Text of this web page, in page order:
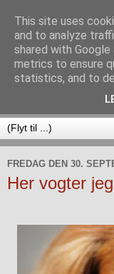
FREDAG DEN 30.
Her vogter jeg
This site uses
and to analyze
shared with
metrics to ensure
statistics, and to